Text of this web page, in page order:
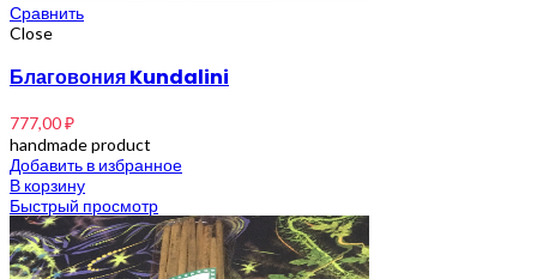
Сравнить
Close
Благовония Kundalini
777,00₽
handmade product
Добавить в избранное
В корзину
Быстрый просмотр